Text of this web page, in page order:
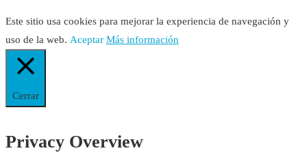
Este sitio usa cookies para mejorar la experiencia de navegación y
uso de la web. Aceptar Más información
Cerrar
Privacy Overview